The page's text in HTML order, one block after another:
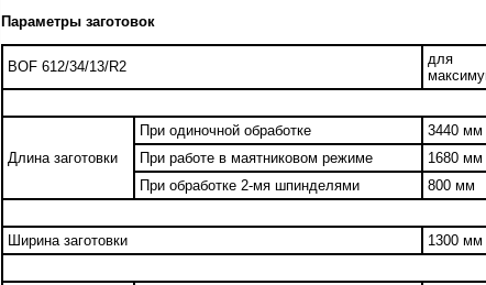
Параметры заготовок
BOF 612/34/13/R2
для
Длина заготовки
При одиночной обработке 3440 мм
При работе в маятниковом режиме
1680 мм
При обработке 2-мя шпинделями
800 мм
Ширина заготовки 1300 мм